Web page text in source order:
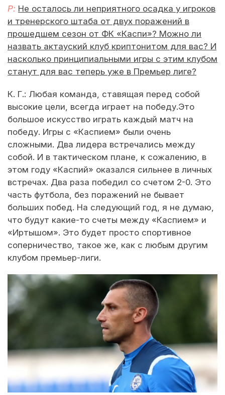
Р: Не осталось ли неприятного осадка у игроков
и тренерского штаба от двух поражений в
прошедшем сезон от ФК «Каспи»? Можно ли
назвать актауский клуб криптонитом для вас? И
насколько принципиальными игры с этим клубом
станут для вас теперь уже в Премьер лиге?
К. Г.: Любая команда, ставящая перед собой
высокие цели, всегда играет на победу.Это
большое искусство играть каждый матч на
победу. Игры с «Каспием» были очень
сложными. Два лидера встречались между
собой. И в тактическом плане, к сожалению, в
этом году «Каспий» оказался сильнее в личных
встречах. Два раза победил со счетом 2-0. Это
часть футбола, без поражений не бывает
больших побед. На следующий год, я не думаю,
что будут какие-то счеты между «Каспием» и
«Иртышом». Это будет просто спортивное
соперничество, такое же, как с любым другим
клубом премьер-лиги.